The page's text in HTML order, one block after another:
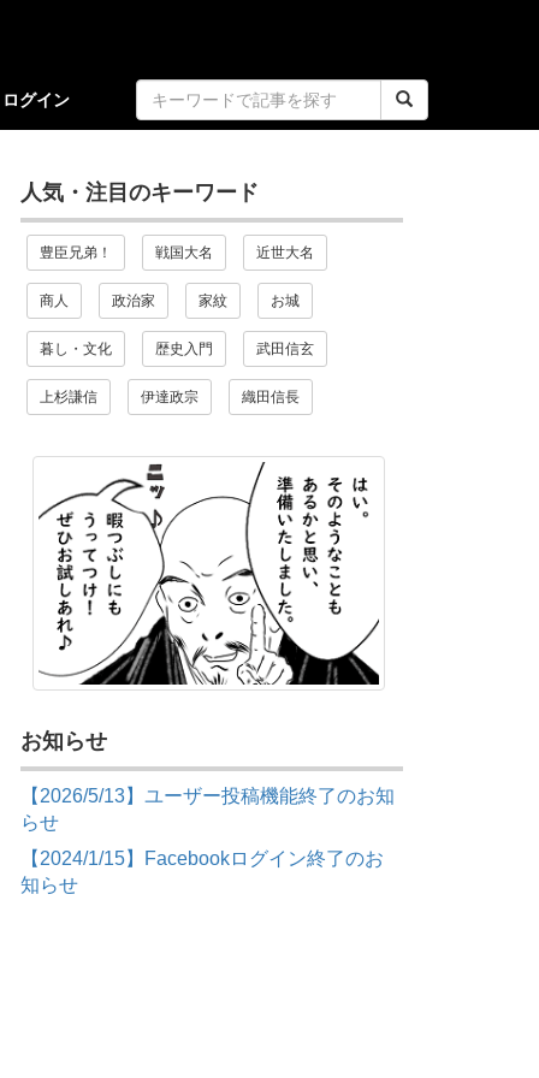
ログイン
人気・注目のキーワード
豊臣兄弟！ 戦国大名 近世大名
商人 政治家 家紋 お城
暮し・文化 歴史入門 武田信玄
上杉謙信 伊達政宗 織田信長
お知らせ
【2026/5/13】ユーザー投稿機能終了のお知
らせ
【2024/1/15】Facebookログイン終了のお
知らせ